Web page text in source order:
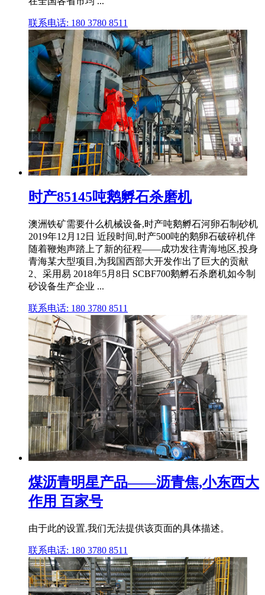
联系电话: 180 3780 8511
时产85145吨鹅孵石杀磨机
澳洲铁矿需要什么机械设备,时产吨鹅孵石河卵石制砂机
2019年12月12日 近段时间,时产500吨的鹅卵石破碎机伴
随着鞭炮声踏上了新的征程——成功发往青海地区,投身
青海某大型项目,为我国西部大开发作出了巨大的贡献
2、采用易 2018年5月8日 SCBF700鹅孵石杀磨机如今制
砂设备生产企业 ...
联系电话: 180 3780 8511
煤沥青明星产品——沥青焦,小东西大
作用 百家号
由于此的设置,我们无法提供该页面的具体描述。
联系电话: 180 3780 8511